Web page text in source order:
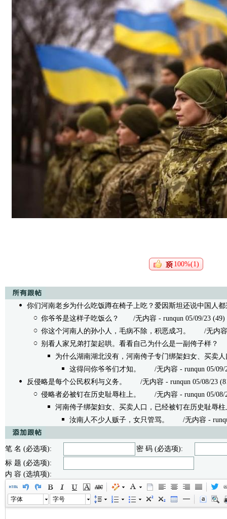
100%(1)
你们河南老乡为什么吃饭蹲在椅子上吃？爱因斯坦还说中国人都
你爷爷是这样子吃饭么？
/无内容 - runqun 05/09/23 (49)
你这个河南人的孙小人，毛病不除，积恶成习。
/无内容 -
别看人家兄弟打架起哄。看看自己为什么是一副侉子样？
为什么湖南湖北没有，河南侉子专门绑架妇女、买卖人
这得问你爷爷们才知。
/无内容 - runqun 05/09/
反侵略是每个公民权利与义务。
/无内容 - runqun 05/08/23
侵略者必被钉在历史耻辱柱上。
/无内容 - runqun 05/08/
河南侉子绑架妇女、买卖人口，已经被钉在历史耻辱柱
汝南人不少人贩子，女只管骂。
/无内容 -
笔 名 (必选项):
密 码 (必选项):
标 题 (必选项):
内 容 (选填项):
字体 字号